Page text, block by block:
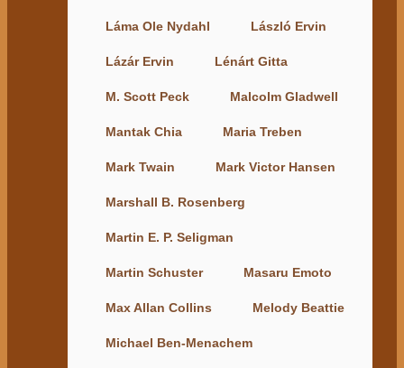
Láma Ole Nydahl László Ervin
Lázár Ervin Lénárt Gitta
M. Scott Peck Malcolm Gladwell
Mantak Chia Maria Treben
Mark Twain Mark Victor Hansen
Marshall B. Rosenberg
Martin E. P. Seligman
Martin Schuster Masaru Emoto
Max Allan Collins Melody Beattie
Michael Ben-Menachem